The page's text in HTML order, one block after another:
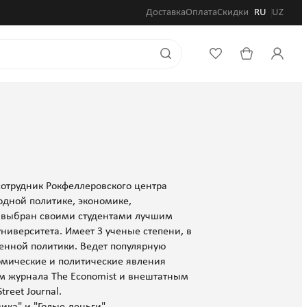
ДоставкаОплатаСкидки RU UZ
Рокфеллеровского центра
политике, экономике,
своими студентами лучшим
Имеет 3 ученые степени, в
политики. Ведет популярную
и политические явления
журнала The Economist и внештатным
Journal.